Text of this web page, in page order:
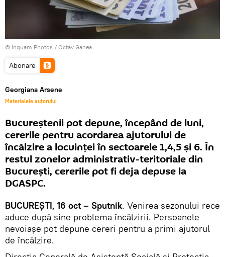
© Inquam Photos / Octav Ganea
Abonare
Georgiana Arsene
Materialele autorului
Bucureștenii pot depune, începând de luni,
cererile pentru acordarea ajutorului de
încălzire a locuinței în sectoarele 1,4,5 și 6. În
restul zonelor administrativ-teritoriale din
București, cererile pot fi deja depuse la
DGASPC.
BUCUREȘTI, 16 oct – Sputnik. Venirea sezonului rece
aduce după sine problema încălzirii. Persoanele
nevoiașe pot depune cereri pentru a primi ajutorul
de încălzire.